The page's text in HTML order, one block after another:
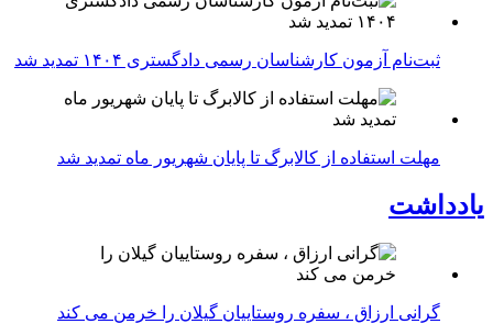
ثبت‌نام آزمون کارشناسان رسمی دادگستری ۱۴۰۴ تمدید شد
مهلت استفاده از کالابرگ تا پایان شهریور ماه تمدید شد
یادداشت
گرانی ارزاق ، سفره روستاییان گیلان را خرمن می کند